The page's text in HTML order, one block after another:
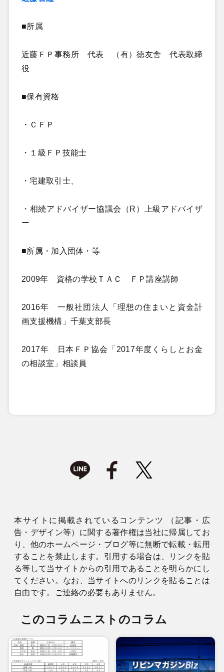
■所属
近藤ＦＰ事務所 代表 （有）徳友舎 代表取締
役
■保有資格
・ＣＦＰ
・１級ＦＰ技能士
・宅建取引士、
・相続アドバイザー協議会（R）上級アドバイザ
ー
■所属・加入団体・等
2009年 資格の学校ＴＡＣ ＦＰ講座講師
2016年 一般社団法人「理想の住まいと資金計
画支援機構」千葉支部長
2017年 日本ＦＰ協会「2017年度くらしとお金
の相談室」相談員
本サイトに掲載されているコンテンツ （記事・広
告・デザイン等）に関する著作権は当社に帰属してお
り、他のホームページ・ブログ等に無断で転載・転用
することを禁止します。引用する場合は、リンクを貼
る等して当サイトからの引用であることを明らかにし
てください。なお、当サイトへのリンクを貼ることは
自由です。ご連絡の必要もありません。
このコラムニストのコラム